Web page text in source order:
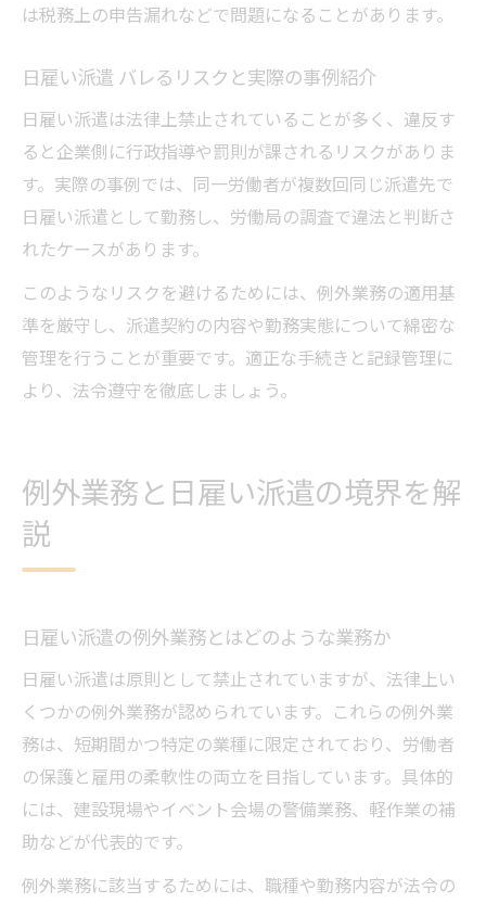
は税務上の申告漏れなどで問題になることがあります。
日雇い派遣 バレるリスクと実際の事例紹介
日雇い派遣は法律上禁止されていることが多く、違反す
ると企業側に行政指導や罰則が課されるリスクがありま
す。実際の事例では、同一労働者が複数回同じ派遣先で
日雇い派遣として勤務し、労働局の調査で違法と判断さ
れたケースがあります。
このようなリスクを避けるためには、例外業務の適用基
準を厳守し、派遣契約の内容や勤務実態について綿密な
管理を行うことが重要です。適正な手続きと記録管理に
より、法令遵守を徹底しましょう。
例外業務と日雇い派遣の境界を解
説
日雇い派遣の例外業務とはどのような業務か
日雇い派遣は原則として禁止されていますが、法律上い
くつかの例外業務が認められています。これらの例外業
務は、短期間かつ特定の業種に限定されており、労働者
の保護と雇用の柔軟性の両立を目指しています。具体的
には、建設現場やイベント会場の警備業務、軽作業の補
助などが代表的です。
例外業務に該当するためには、職種や勤務内容が法令の